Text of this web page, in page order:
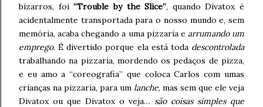
bizarros, foi“Trouble by the Slice”, quando Divatox é
acidentalmente transportada para o nosso mundo e, sem
memória, acaba chegando a uma pizzaria e arrumando um
emprego. É divertido porque ela está toda descontrolada
trabalhando na pizzaria, mordendo os pedaços de pizza,
e eu amo a “coreografia” que coloca Carlos com umas
crianças na pizzaria, para um lanche, mas sem que ele veja
Divatox ou que Divatox o veja… são coisas simples que